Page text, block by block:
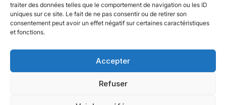
traiter des données telles que le comportement de navigation ou les ID
uniques sur ce site. Le fait de ne pas consentir ou de retirer son
consentement peut avoir un effet négatif sur certaines caractéristiques
et fonctions.
Accepter
Refuser
Nos agences
Nos autres marques
Nos réseaux